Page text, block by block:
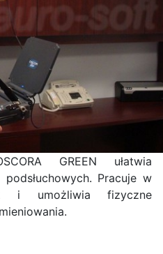
GREEN ułatwia
Pracuje w
umożliwia fizyczne